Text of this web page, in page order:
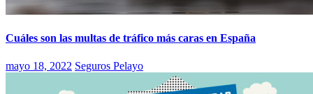
Cuáles son las multas de tráfico más caras en España
mayo 18, 2022 Seguros Pelayo